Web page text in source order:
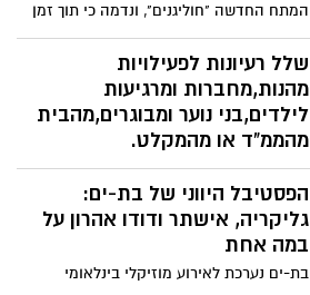
המתח החדשה "חוליגנים", ונדמה כי תוך זמן
קצר הפכה לפנינה נדירה בנוף הטלוויזיה
הישראלית. את הסדרה יצרו לי גילת
(שאחראית גם על הבימוי), יובל ברונשטיין,
יזהר הר-לב ואסתר נמדר תמאם. עוד לפני
שעלתה לשידור, נמכרה הסדרה לשתי רשתות
בגרמניה – הישג נדיר לטלוויזיה הישראלית.
שלל רעיונות לפעילויות
מהנות,מחברות ומרגיעות
לילדים,בני נוער ומבוגרים,מהבית
מהממ"ד או מהמקלט.
בזמנים מאתגרים אלו של המלחמה הכנו לכם
רשימה רשימה עשירה ומגוונת של אפשרויות
לילדים, בני נוער ומבוגרים – כי אפשר
להישאר בבית ולהמשיך ליהנות, ללמוד וליצור.
הפסטיבל היווני של בת-ים:
גליקריה, אישתר ודודו אהרון על
במה אחת
בת-ים נערכת לאירוע מוזיקלי בינלאומי